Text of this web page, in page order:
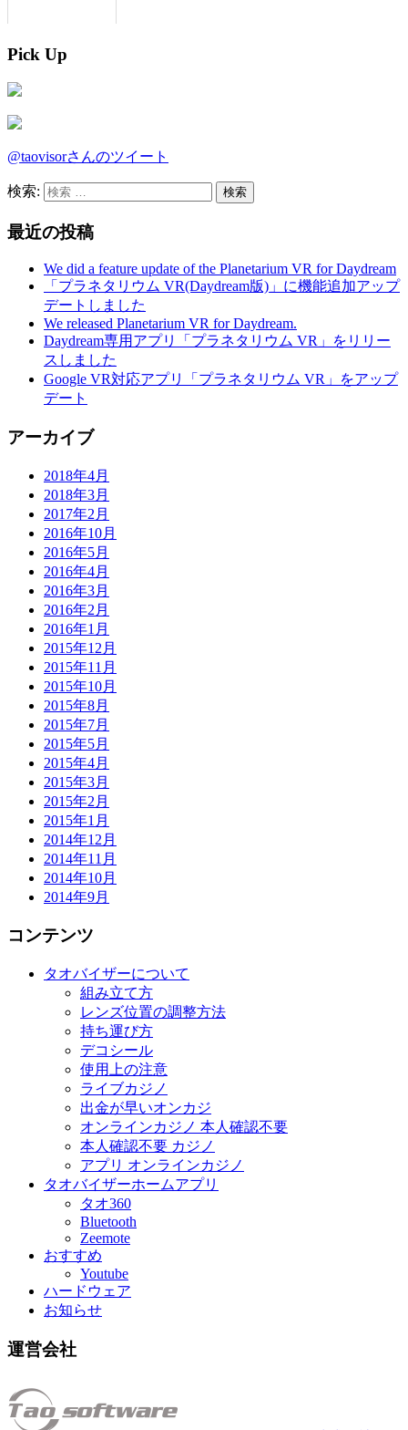
Pick Up
@taovisorさんのツイート
検索:
最近の投稿
We did a feature update of the Planetarium VR for Daydream
「プラネタリウム VR(Daydream版)」に機能追加アップ
デートしました
We released Planetarium VR for Daydream.
Daydream専用アプリ「プラネタリウム VR」をリリー
スしました
Google VR対応アプリ「プラネタリウム VR」をアップ
デート
アーカイブ
2018年4月
2018年3月
2017年2月
2016年10月
2016年5月
2016年4月
2016年3月
2016年2月
2016年1月
2015年12月
2015年11月
2015年10月
2015年8月
2015年7月
2015年5月
2015年4月
2015年3月
2015年2月
2015年1月
2014年12月
2014年11月
2014年10月
2014年9月
コンテンツ
タオバイザーについて
組み立て方
レンズ位置の調整方法
持ち運び方
デコシール
使用上の注意
ライブカジノ
出金が早いオンカジ
オンラインカジノ 本人確認不要
本人確認不要 カジノ
アプリ オンラインカジノ
タオバイザーホームアプリ
タオ360
Bluetooth
Zeemote
おすすめ
Youtube
ハードウェア
お知らせ
運営会社